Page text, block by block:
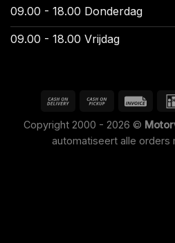
09.00 - 18.00 Donderdag
09.00 - 18.00 Vrijdag
Copyright 2000 - 2026 ©
automatiseert alle orders